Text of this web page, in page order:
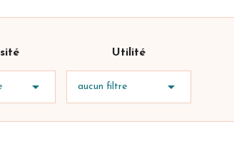

Utilité
aucun filtre 